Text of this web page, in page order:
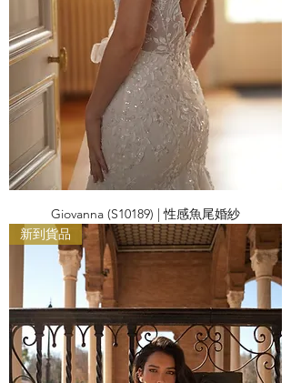
Giovanna (S10189) | 性感魚尾婚紗
新到貨品